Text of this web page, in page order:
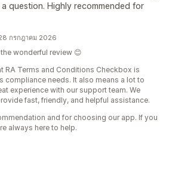
question. Highly recommended for
กรกฎาคม 2026
wonderful review 😊
RA Terms and Conditions Checkbox is
compliance needs. It also means a lot to
experience with our support team. We
fast, friendly, and helpful assistance.
and for choosing our app. If you
always here to help.